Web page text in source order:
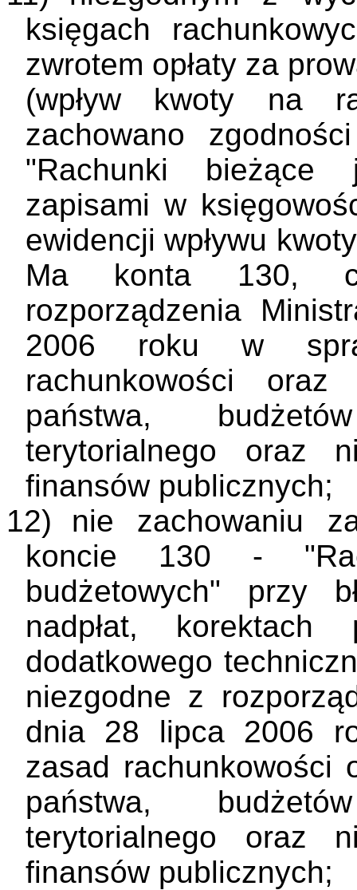
księgach
zwrotem opłaty za
(wpływ kwoty na
zachowano
"Rachunki bieżące
zapisami w
ewidencji wpływu
Ma konta 130,
rozporządzenia
2006 roku w
rachunkowości
państwa,
terytorialnego oraz
finansów publicznych;
12)
nie zachowaniu
koncie 130 -
budżetowych" przy
nadpłat, korektach
dodatkowego
niezgodne z
dnia 28 lipca 2006
zasad rachunkowości
państwa,
terytorialnego oraz
finansów publicznych;